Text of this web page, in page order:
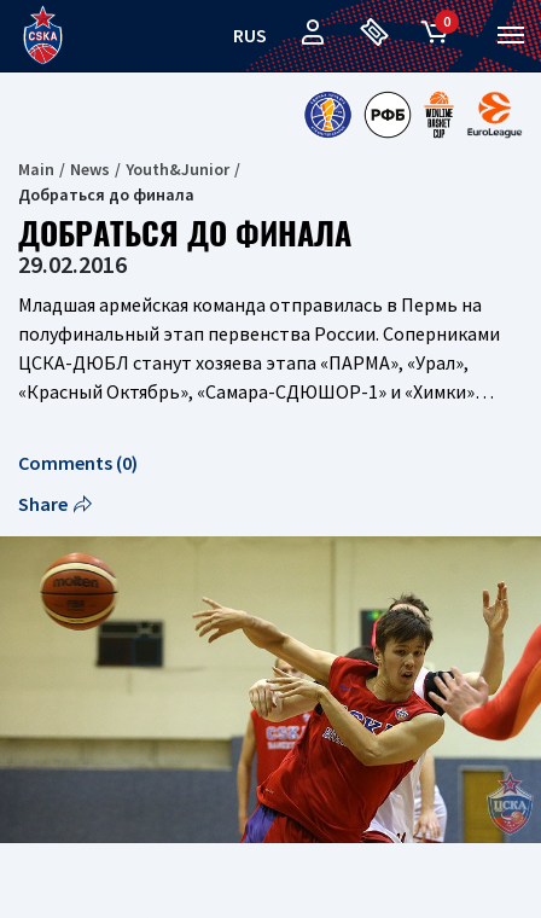
RUS
0
Main News
Youth&Junior
Добраться до финала
ДОБРАТЬСЯ ДО ФИНАЛА
29.02.2016
Младшая армейская команда отправилась в Пермь на
полуфинальный этап первенства России. Соперниками
ЦСКА-ДЮБЛ станут хозяева этапа «ПАРМА», «Урал»,
«Красный Октябрь», «Самара-СДЮШОР-1» и «Химки»…
Comments (0)
Share